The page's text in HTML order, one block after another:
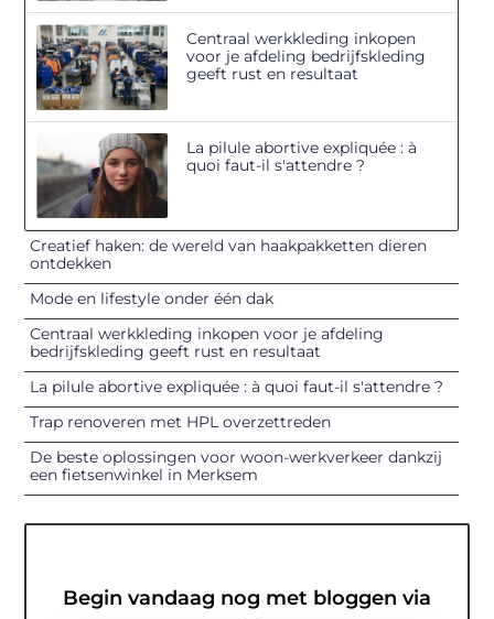
Centraal werkkleding inkopen
voor je afdeling bedrijfskleding
geeft rust en resultaat
La pilule abortive expliquée : à
quoi faut-il s'attendre ?
Creatief haken: de wereld van haakpakketten dieren
ontdekken
Mode en lifestyle onder één dak
Centraal werkkleding inkopen voor je afdeling
bedrijfskleding geeft rust en resultaat
La pilule abortive expliquée : à quoi faut-il s'attendre ?
Trap renoveren met HPL overzettreden
De beste oplossingen voor woon-werkverkeer dankzij
een fietsenwinkel in Merksem
Begin vandaag nog met bloggen via